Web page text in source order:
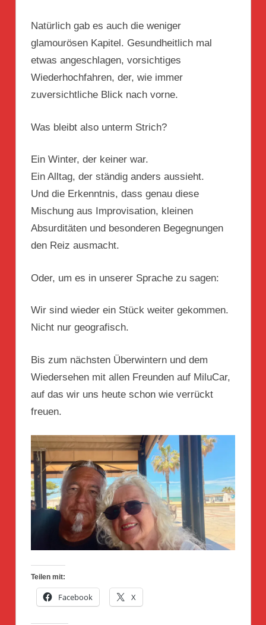
Natürlich gab es auch die weniger
glamourösen Kapitel. Gesundheitlich mal
etwas angeschlagen, vorsichtiges
Wiederhochfahren, der, wie immer
zuversichtliche Blick nach vorne.
Was bleibt also unterm Strich?
Ein Winter, der keiner war.
Ein Alltag, der ständig anders aussieht.
Und die Erkenntnis, dass genau diese
Mischung aus Improvisation, kleinen
Absurditäten und besonderen Begegnungen
den Reiz ausmacht.
Oder, um es in unserer Sprache zu sagen:
Wir sind wieder ein Stück weiter gekommen.
Nicht nur geografisch.
Bis zum nächsten Überwintern und dem
Wiedersehen mit allen Freunden auf MiluCar,
auf das wir uns heute schon wie verrückt
freuen.
Teilen mit:
Facebook X